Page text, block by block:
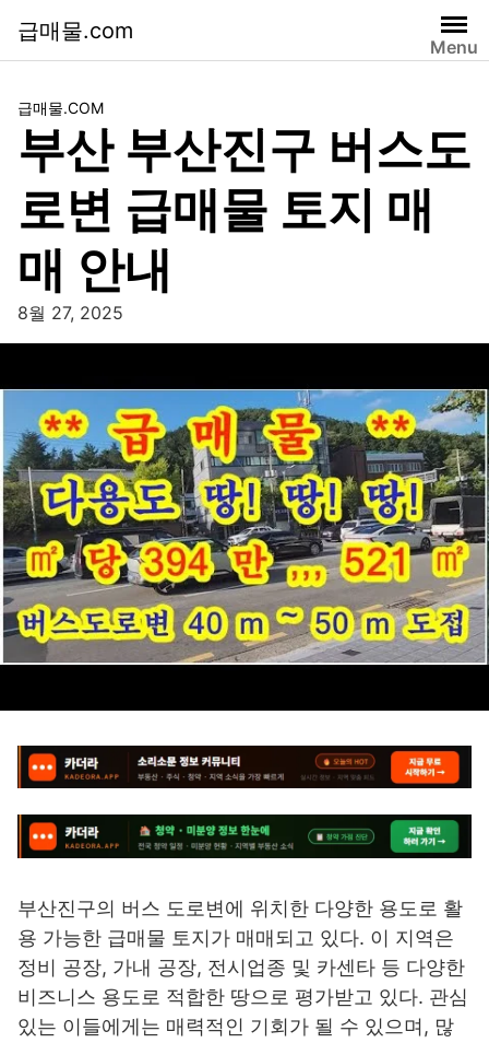
급매물.com
Menu
급매물.COM
부산 부산진구 버스도
로변 급매물 토지 매
매 안내
8월 27, 2025
부산진구의 버스 도로변에 위치한 다양한 용도로 활
용 가능한 급매물 토지가 매매되고 있다. 이 지역은
정비 공장, 가내 공장, 전시업종 및 카센타 등 다양한
비즈니스 용도로 적합한 땅으로 평가받고 있다. 관심
있는 이들에게는 매력적인 기회가 될 수 있으며, 많